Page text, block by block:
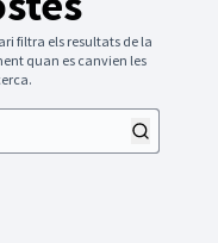
filtra els resultats de la
quan es canvien les